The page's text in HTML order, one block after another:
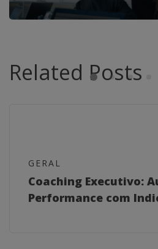
Related Posts
GERAL
Coaching Executivo:
Performance com